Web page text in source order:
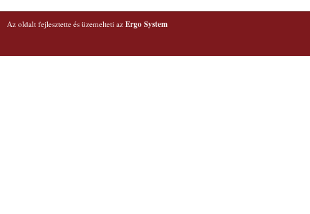
Az oldalt fejlesztette és üzemelteti az Ergo System